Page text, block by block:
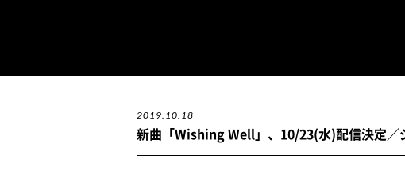
2019.10.18
新曲「Wishing Well」、10/23(水)配信決定／